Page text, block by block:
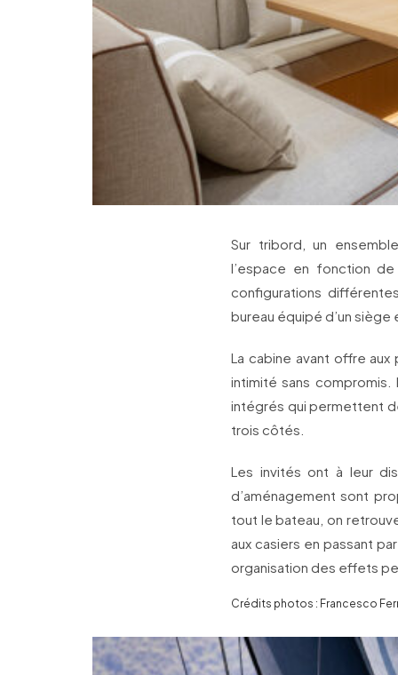
Sur tribord, un
l’espace en fonction
configurations
bureau équipé d’un siège
La cabine avant offre
intimité sans
intégrés qui permettent
trois côtés.
Les invités ont à leur
d’aménagement sont
tout le bateau, on
aux casiers en passant
organisation des effets
Crédits photos : Francesco